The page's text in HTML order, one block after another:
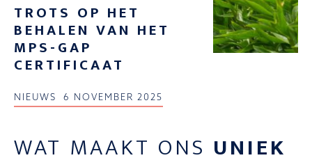
TROTS OP HET
BEHALEN VAN HET
MPS-GAP
CERTIFICAAT
NIEUWS 6 NOVEMBER 2025
WAT MAAKT ONS UNIEK